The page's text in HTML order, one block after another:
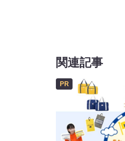
関連記事
PR